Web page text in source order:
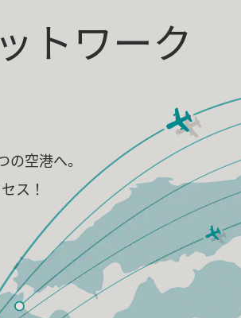
トワーク
空港へ。
ス！